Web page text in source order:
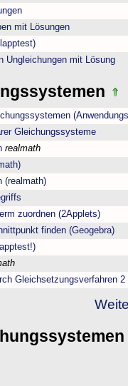
mit Lösungen
Ungleichungen mit Lösung
Gleichungssysteme
realmath
(realmath)
zuordnen (2Applets)
finden (Geogebra)
Gleichsetzungsverfahren 2